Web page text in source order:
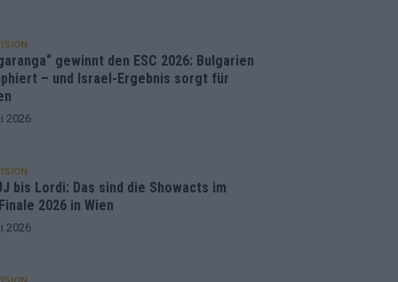
gewinnt den ESC 2026: Bulgarien
– und Israel-Ergebnis sorgt für
2026
bis Lordi: Das sind die Showacts im
2026 in Wien
2026